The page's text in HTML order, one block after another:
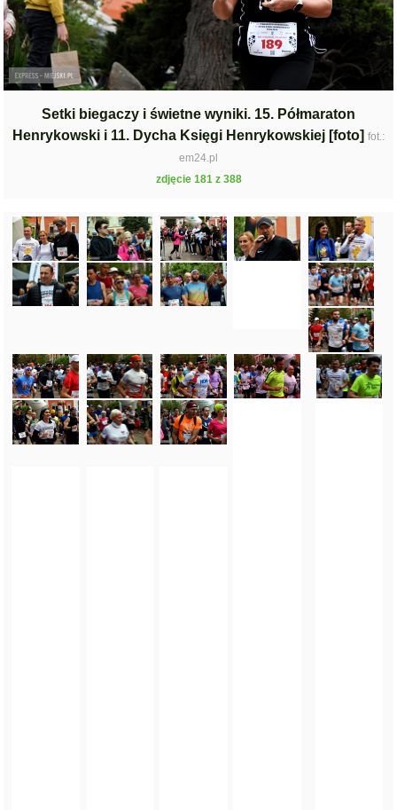
Setki biegaczy i świetne wyniki. 15. Półmaraton
Henrykowski i 11. Dycha Księgi Henrykowskiej [foto] fot.:
em24.pl
zdjęcie 181 z 388